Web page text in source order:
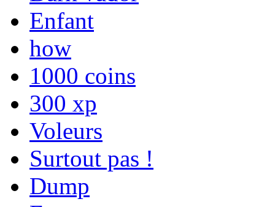
Enfant
how
1000 coins
300 xp
Voleurs
Surtout pas !
Dump